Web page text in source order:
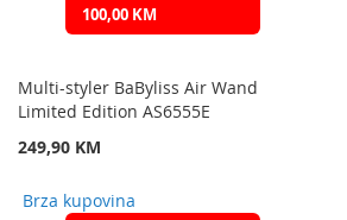
100,00 KM
Multi-styler BaByliss Air Wand
Limited Edition AS6555E
249,90 KM
Brza kupovina